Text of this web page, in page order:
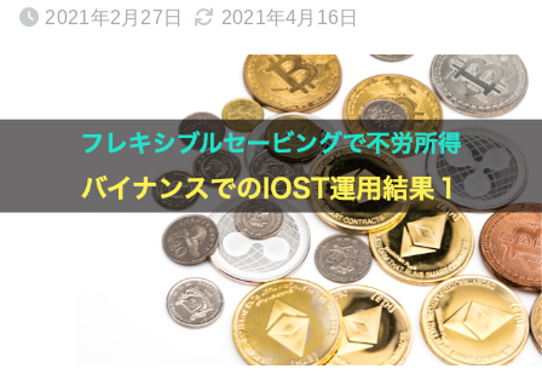
2021年2月27日 2021年4月16日